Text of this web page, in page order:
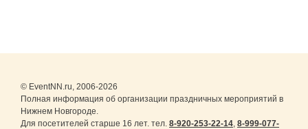
© EventNN.ru, 2006-2026
Полная информация об организации праздничных мероприятий в
Нижнем Новгороде.
Для посетителей старше 16 лет. тел. 8-920-253-22-14, 8-999-077-